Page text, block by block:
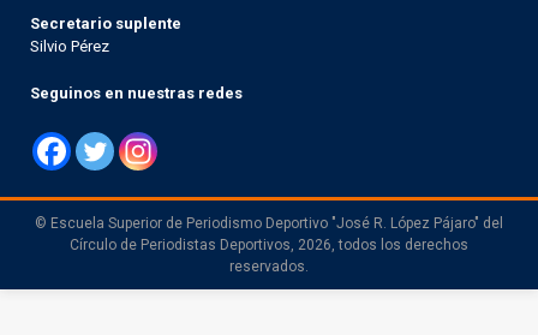
Secretario suplente
Silvio Pérez
Seguinos en nuestras redes
© Escuela Superior de Periodismo Deportivo "José R. López Pájaro" del
Círculo de Periodistas Deportivos, 2026, todos los derechos
reservados.